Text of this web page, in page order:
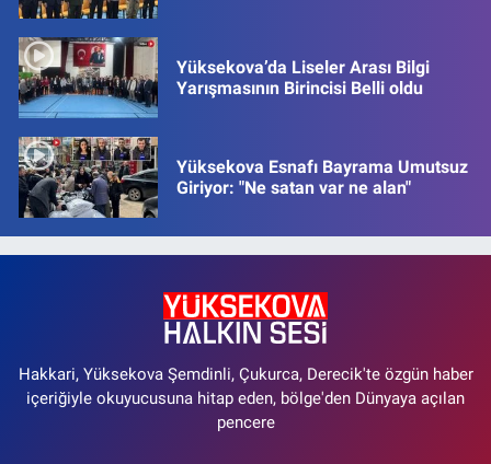
Yüksekova’da Liseler Arası Bilgi
Yarışmasının Birincisi Belli oldu
Yüksekova Esnafı Bayrama Umutsuz
Giriyor: "Ne satan var ne alan"
Hakkari, Yüksekova Şemdinli, Çukurca, Derecik'te özgün haber
içeriğiyle okuyucusuna hitap eden, bölge'den Dünyaya açılan
pencere